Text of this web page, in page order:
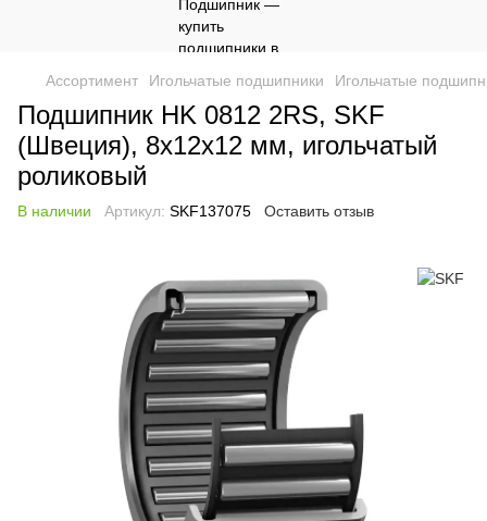
Ассортимент Игольчатые подшипники Игольчатые
Подшипник HK 0812 2RS, SKF
(Швеция), 8х12х12 мм, игольчатый
роликовый
В наличии Артикул: SKF137075 Оставить отзыв